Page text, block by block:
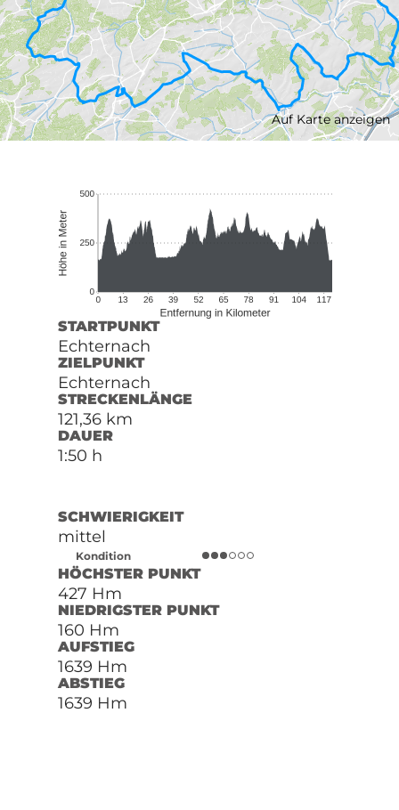
Auf Karte anzeigen
STARTPUNKT
Echternach
ZIELPUNKT
Echternach
STRECKENLÄNGE
121,36 km
DAUER
1:50 h
SCHWIERIGKEIT
mittel
Kondition
HÖCHSTER PUNKT
427 Hm
NIEDRIGSTER PUNKT
160 Hm
AUFSTIEG
1639 Hm
ABSTIEG
1639 Hm